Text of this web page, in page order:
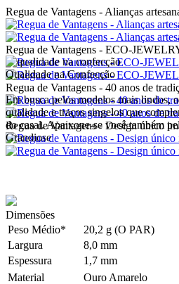
Regua de Vantagens - Alianças
Regua de Vantagens - ECO-
Regua de Vantagens - 40 anos de
Regua de Vantagens - Design único
Qualidade na Confecção
Em busca pelos modelos mais lindos,
qualidade e traços singelos que
do casal. Apaixone-se você também
Grandiose
Dimensões
Peso Médio*
20,2 g (O PAR)
Largura
8,0 mm
Espessura
1,7 mm
Material
Ouro Amarelo